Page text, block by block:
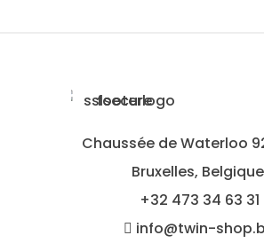
Chaussée de Waterloo
Bruxelles,
+32 473 34 63 31
info@twin-